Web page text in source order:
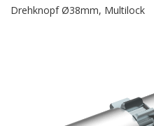
Drehknopf Ø38mm, Multilock